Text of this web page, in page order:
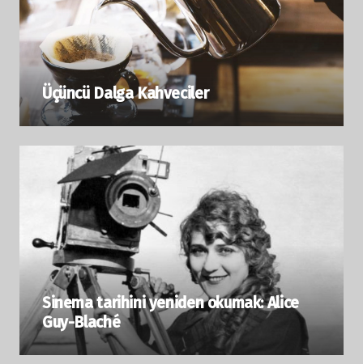
Üçüncü Dalga Kahveciler
Sinema tarihini yeniden okumak: Alice
Guy-Blaché